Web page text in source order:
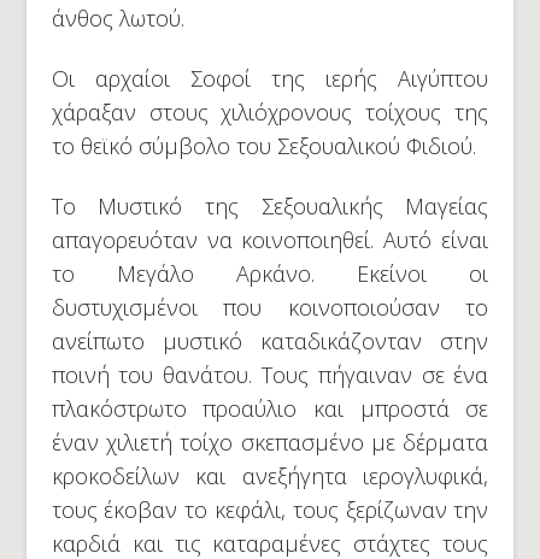
άνθος λωτού.
Οι αρχαίοι Σοφοί της ιερής Αιγύπτου
χάραξαν στους χιλιόχρονους τοίχους της
το θεϊκό σύμβολο του Σεξουαλικού Φιδιού.
Το Μυστικό της Σεξουαλικής Μαγείας
απαγορευόταν να κοινοποιηθεί. Αυτό είναι
το Μεγάλο Αρκάνο. Εκείνοι οι
δυστυχισμένοι που κοινοποιούσαν το
ανείπωτο μυστικό καταδικάζονταν στην
ποινή του θανάτου. Τους πήγαιναν σε ένα
πλακόστρωτο προαύλιο και μπροστά σε
έναν χιλιετή τοίχο σκεπασμένο με δέρματα
κροκοδείλων και ανεξήγητα ιερογλυφικά,
τους έκοβαν το κεφάλι, τους ξερίζωναν την
καρδιά και τις καταραμένες στάχτες τους